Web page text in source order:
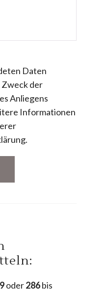
Daten
Zweck der
Anliegens
Informationen
oder286bis